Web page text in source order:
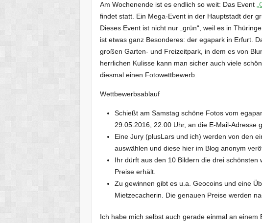
Am Wochenende ist es endlich so weit: Das Event
findet statt. Ein Mega-Event in der Hauptstadt der
Dieses Event ist nicht nur „grün“, weil es in
ist etwas ganz Besonderes: der egapark in Erfurt.
großen Garten- und Freizeitpark, in dem es von
herrlichen Kulisse kann man sicher auch viele
diesmal einen Fotowettbewerb.
Wettbewerbsablauf
Schießt am Samstag schöne Fotos vom
29.05.2016, 22.00 Uhr, an die E-Mail-Adresse
Eine Jury (plusLars und ich) werden von den
auswählen und diese hier im Blog anonym
Ihr dürft aus den 10 Bildern die drei
Preise erhält.
Zu gewinnen gibt es u.a. Geocoins und eine
Mietzecacherin. Die genauen Preise werden
Ich habe mich selbst auch gerade einmal an